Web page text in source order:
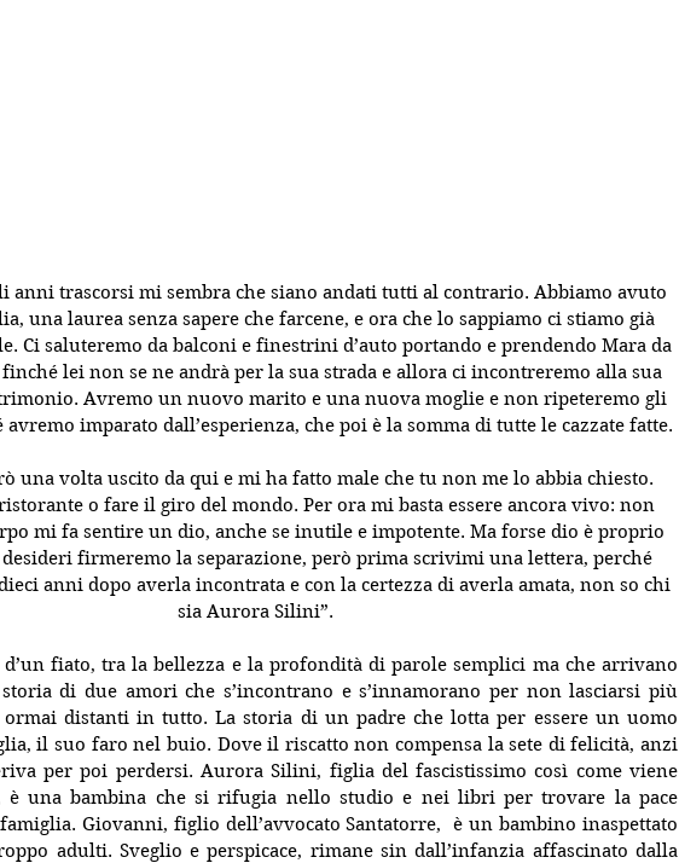
anni trascorsi mi sembra che siano andati tutti al contrario. Abbiamo avuto
una laurea senza sapere che farcene, e ora che lo sappiamo ci stiamo già
Ci saluteremo da balconi e finestrini d’auto portando e prendendo Mara da
lei non se ne andrà per la sua strada e allora ci incontreremo alla sua
Avremo un nuovo marito e una nuova moglie e non ripeteremo gli
avremo imparato dall’esperienza, che poi è la somma di tutte le cazzate fatte.
una volta uscito da qui e mi ha fatto male che tu non me lo abbia chiesto.
o fare il giro del mondo. Per ora mi basta essere ancora vivo: non
mi fa sentire un dio, anche se inutile e impotente. Ma forse dio è proprio
desideri firmeremo la separazione, però prima scrivimi una lettera, perché
anni dopo averla incontrata e con la certezza di averla amata, non so chi
sia Aurora Silini”.
fiato, tra la bellezza e la profondità di parole semplici ma che arrivano
di due amori che s’incontrano e s’innamorano per non lasciarsi più
distanti in tutto. La storia di un padre che lotta per essere un uomo
il suo faro nel buio. Dove il riscatto non compensa la sete di felicità, anzi
per poi perdersi. Aurora Silini, figlia del fascistissimo così come viene
è una bambina che si rifugia nello studio e nei libri per trovare la pace
Giovanni, figlio dell’avvocato Santatorre,  è un bambino inaspettato
adulti. Sveglio e perspicace, rimane sin dall’infanzia affascinato dalla